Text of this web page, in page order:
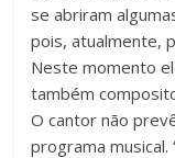
se abriram
pois, atualmente,
Neste momento
também
O cantor não
programa